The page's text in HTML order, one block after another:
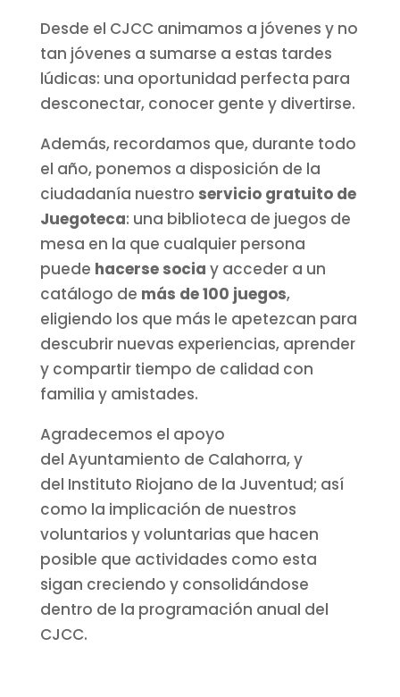
Desde el CJCC animamos a jóvenes y no
tan jóvenes a sumarse a estas tardes
lúdicas: una oportunidad perfecta para
desconectar, conocer gente y divertirse.
Además, recordamos que, durante todo
el año, ponemos a disposición de la
ciudadanía nuestro servicio gratuito de
Juegoteca: una biblioteca de juegos de
mesa en la que cualquier persona
puede hacerse socia y acceder a un
catálogo de más de 100 juegos,
eligiendo los que más le apetezcan para
descubrir nuevas experiencias, aprender
y compartir tiempo de calidad con
familia y amistades.
Agradecemos el apoyo
del Ayuntamiento de Calahorra, y
del Instituto Riojano de la Juventud; así
como la implicación de nuestros
voluntarios y voluntarias que hacen
posible que actividades como esta
sigan creciendo y consolidándose
dentro de la programación anual del
CJCC.